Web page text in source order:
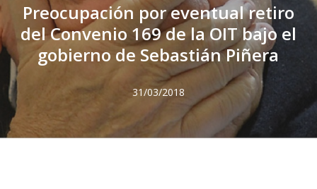
Preocupación por eventual retiro
del Convenio 169 de la OIT bajo el
gobierno de Sebastián Piñera
31/03/2018